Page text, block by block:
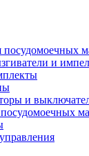
посудомоечных
и
и